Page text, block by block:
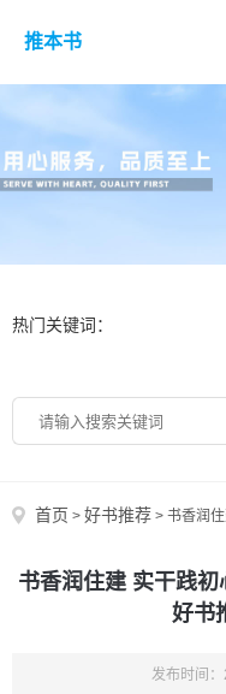
推本书
热门关键词：
首页 > 好书推荐 > 书香润住建
书香润住建 实干践
好书
发布时间